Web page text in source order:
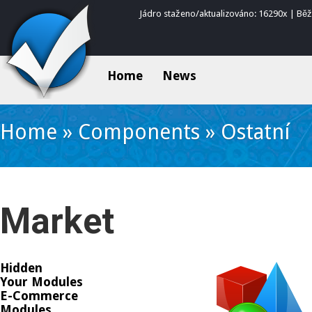
Jádro staženo/aktualizováno: 16290x |
Home News
Home»Components»Ostatní
Market
Hidden
Your Modules
E-Commerce